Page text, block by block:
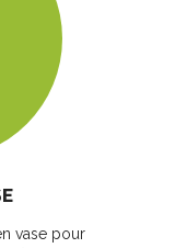
vase pour